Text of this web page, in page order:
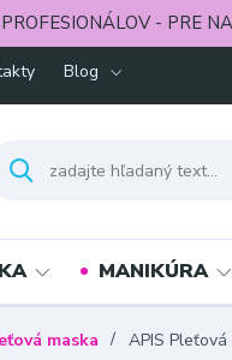
- PRE
Blog
MANIKÚRA
maska APIS